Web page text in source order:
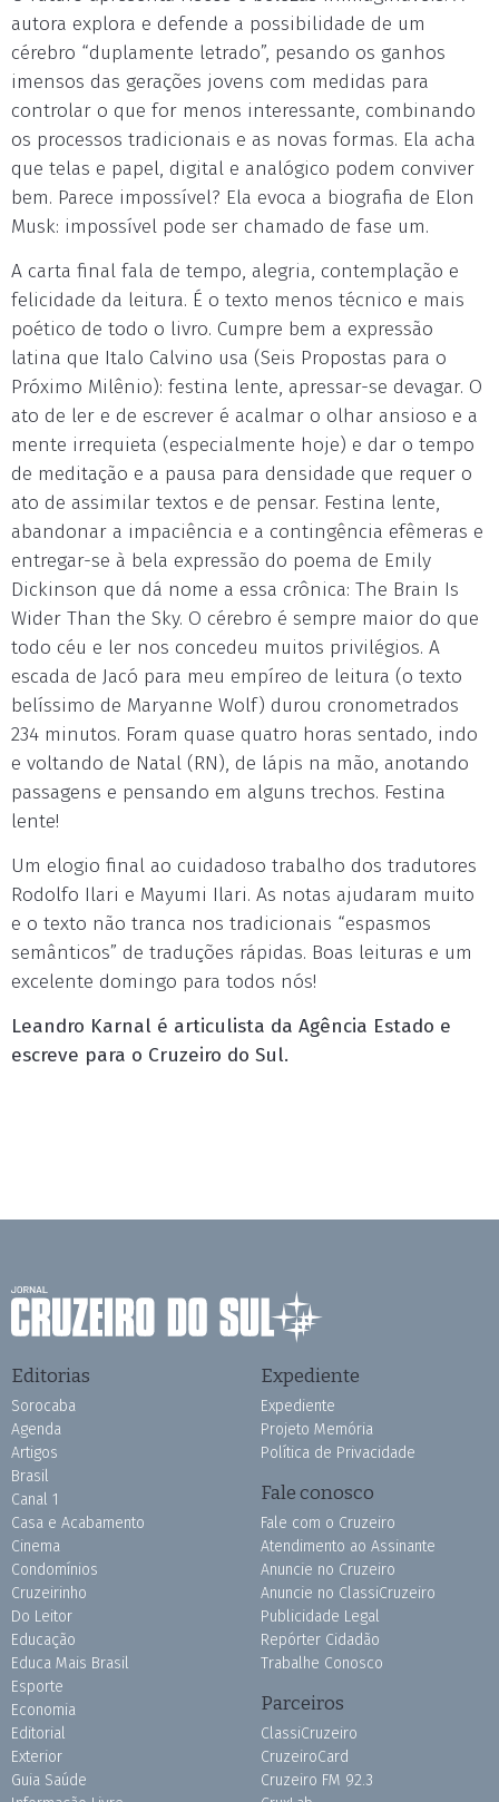
autora explora e defende a possibilidade de um
cérebro “duplamente letrado”, pesando os ganhos
imensos das gerações jovens com medidas para
controlar o que for menos interessante, combinando
os processos tradicionais e as novas formas. Ela acha
que telas e papel, digital e analógico podem conviver
bem. Parece impossível? Ela evoca a biografia de Elon
Musk: impossível pode ser chamado de fase um.
A carta final fala de tempo, alegria, contemplação e
felicidade da leitura. É o texto menos técnico e mais
poético de todo o livro. Cumpre bem a expressão
latina que Italo Calvino usa (Seis Propostas para o
Próximo Milênio): festina lente, apressar-se devagar. O
ato de ler e de escrever é acalmar o olhar ansioso e a
mente irrequieta (especialmente hoje) e dar o tempo
de meditação e a pausa para densidade que requer o
ato de assimilar textos e de pensar. Festina lente,
abandonar a impaciência e a contingência efêmeras e
entregar-se à bela expressão do poema de Emily
Dickinson que dá nome a essa crônica: The Brain Is
Wider Than the Sky. O cérebro é sempre maior do que
todo céu e ler nos concedeu muitos privilégios. A
escada de Jacó para meu empíreo de leitura (o texto
belíssimo de Maryanne Wolf) durou cronometrados
234 minutos. Foram quase quatro horas sentado, indo
e voltando de Natal (RN), de lápis na mão, anotando
passagens e pensando em alguns trechos. Festina
lente!
Um elogio final ao cuidadoso trabalho dos tradutores
Rodolfo Ilari e Mayumi Ilari. As notas ajudaram muito
e o texto não tranca nos tradicionais “espasmos
semânticos” de traduções rápidas. Boas leituras e um
excelente domingo para todos nós!
Leandro Karnal é articulista da Agência Estado e
escreve para o Cruzeiro do Sul.
Editorias
Sorocaba
Agenda
Artigos
Brasil
Canal 1
Casa e Acabamento
Cinema
Condomínios
Cruzeirinho
Do Leitor
Educação
Educa Mais Brasil
Esporte
Economia
Editorial
Exterior
Guia Saúde
Expediente
Expediente
Projeto Memória
Política de Privacidade
Fale conosco
Fale com o Cruzeiro
Atendimento ao Assinante
Anuncie no Cruzeiro
Anuncie no ClassiCruzeiro
Publicidade Legal
Repórter Cidadão
Trabalhe Conosco
Parceiros
ClassiCruzeiro
CruzeiroCard
Cruzeiro FM 92.3